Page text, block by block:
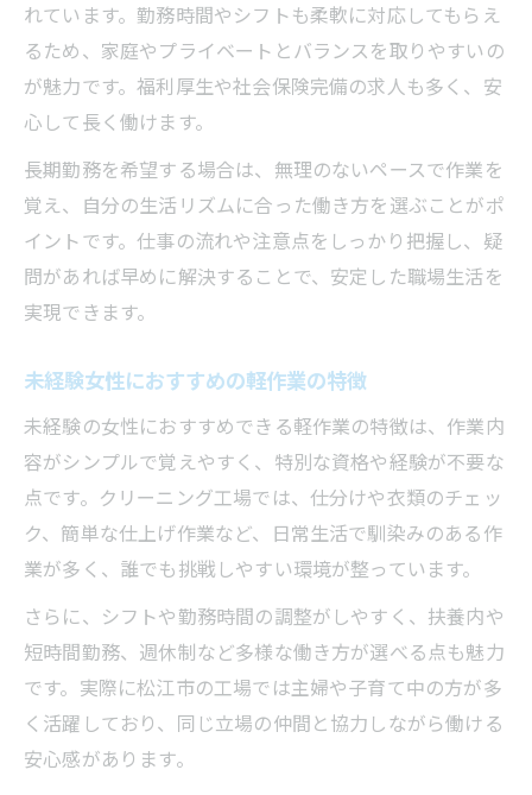
れています。勤務時間やシフトも柔軟に対応してもらえ
るため、家庭やプライベートとバランスを取りやすいの
が魅力です。福利厚生や社会保険完備の求人も多く、安
心して長く働けます。
長期勤務を希望する場合は、無理のないペースで作業を
覚え、自分の生活リズムに合った働き方を選ぶことがポ
イントです。仕事の流れや注意点をしっかり把握し、疑
問があれば早めに解決することで、安定した職場生活を
実現できます。
未経験女性におすすめの軽作業の特徴
未経験の女性におすすめできる軽作業の特徴は、作業内
容がシンプルで覚えやすく、特別な資格や経験が不要な
点です。クリーニング工場では、仕分けや衣類のチェッ
ク、簡単な仕上げ作業など、日常生活で馴染みのある作
業が多く、誰でも挑戦しやすい環境が整っています。
さらに、シフトや勤務時間の調整がしやすく、扶養内や
短時間勤務、週休制など多様な働き方が選べる点も魅力
です。実際に松江市の工場では主婦や子育て中の方が多
く活躍しており、同じ立場の仲間と協力しながら働ける
安心感があります。